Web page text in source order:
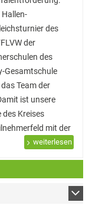
Hallen-
des
der
des
Gesamtschule
Team der
ist unsere
des Kreises
mit der
weiterlesen